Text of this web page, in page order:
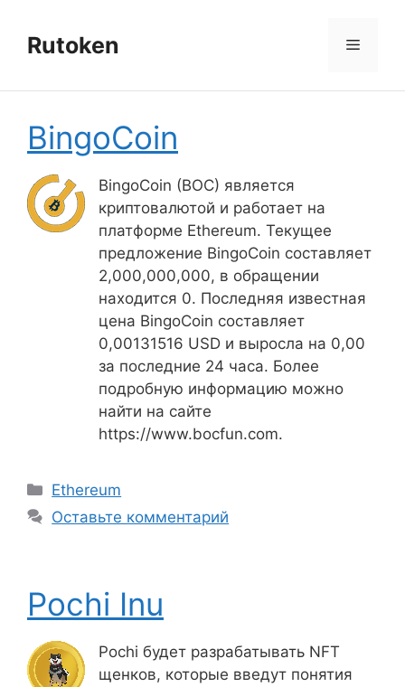
содержимому
Rutoken Меню
BingoCoin
BingoCoin (BOC) является
криптовалютой и работает на
платформе Ethereum. Текущее
предложение BingoCoin составляет
2,000,000,000, в обращении
находится 0. Последняя известная
цена BingoCoin составляет
0,00131516 USD и выросла на 0,00
за последние 24 часа. Более
подробную информацию можно
найти на сайте
https://www.bocfun.com.
Рубрики
Ethereum
Оставьте комментарий
Pochi Inu
Pochi будет разрабатывать NFT
щенков, которые введут понятия